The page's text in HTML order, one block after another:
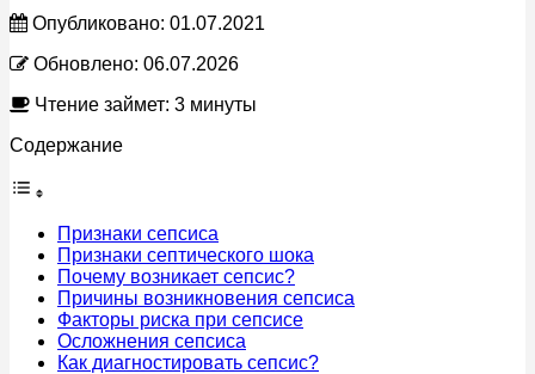
Опубликовано: 01.07.2021
Обновлено: 06.07.2026
Чтение займет: 3 минуты
Содержание
Признаки сепсиса
Признаки септического шока
Почему возникает сепсис?
Причины возникновения сепсиса
Факторы риска при сепсисе
Осложнения сепсиса
Как диагностировать сепсис?